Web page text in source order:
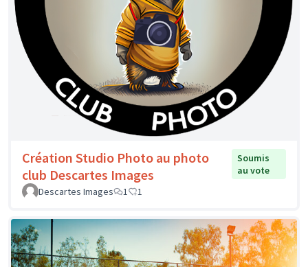
Création Studio Photo au photo
club Descartes Images
Soumis
au vote
Descartes Images
1 1